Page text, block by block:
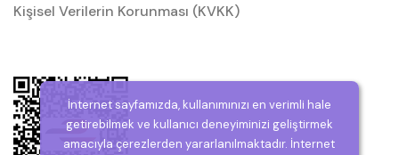
Kişisel Verilerin Korunması (KVKK)
İnternet sayfamızda, kullanımınızı en verimli hale
getirebilmek ve kullanıcı deneyiminizi geliştirmek
amacıyla çerezlerden yararlanılmaktadır. İnternet